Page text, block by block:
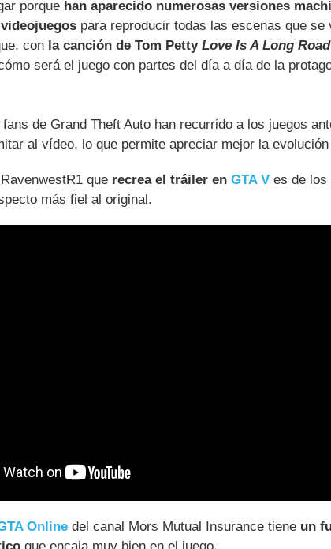
porque han aparecido numerosas versiones
para reproducir todas las escenas que se
con la canción de Tom Petty Love Is A Long Road
será el juego con partes del día a día de la
de Grand Theft Auto han recurrido a los juegos
al vídeo, lo que permite apreciar mejor la
que recrea el tráiler en GTA V es de los
más fiel al original.
Online del canal Mors Mutual Insurance tiene un